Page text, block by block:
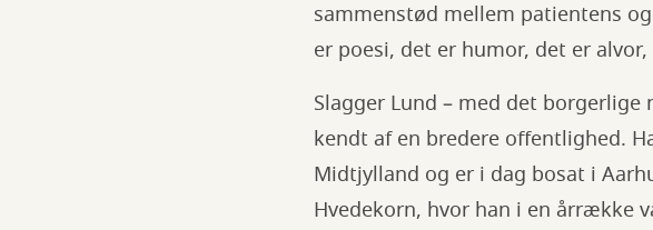
sammenstød mellem patientens
er poesi, det er humor, det er
Slagger Lund – med det borgerlige
kendt af en bredere offentlighed.
Midtjylland og er i dag bosat i
Hvedekorn, hvor han i en årrække